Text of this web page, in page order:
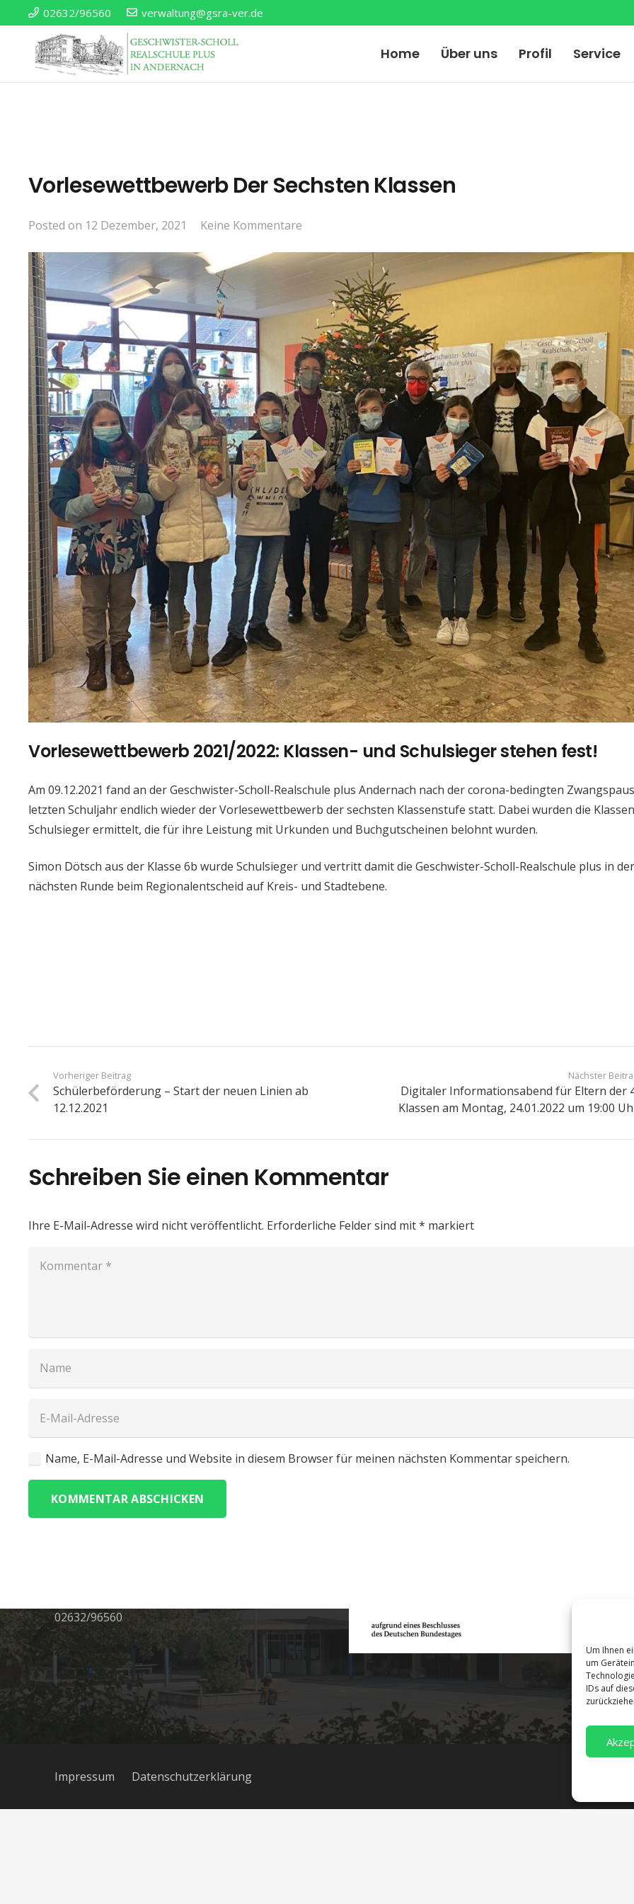
Um Ihnen
um
IDs auf
02632/96560 verwaltung@gsra-ver.de
Home Über uns Profil Service
Vorlesewettbewerb Der Sechsten Klassen
Posted on 12 Dezember, 2021 Keine Kommentare
Vorlesewettbewerb 2021/2022: Klassen- und Schulsieger stehen fest!
Am 09.12.2021 fand an der Geschwister-Scholl-Realschule plus Andernach nach der corona-bedingten
letzten Schuljahr endlich wieder der Vorlesewettbewerb der sechsten Klassenstufe statt. Dabei wurden die
Schulsieger ermittelt, die für ihre Leistung mit Urkunden und Buchgutscheinen belohnt wurden.
Simon Dötsch aus der Klasse 6b wurde Schulsieger und vertritt damit die Geschwister-Scholl-Realschule plus in der
nächsten Runde beim Regionalentscheid auf Kreis- und Stadtebene.
Vorheriger Beitrag
Schülerbeförderung – Start der neuen Linien ab
12.12.2021
Nächster
Digitaler Informationsabend für Eltern der
Klassen am Montag, 24.01.2022 um 19:00
Schreiben Sie einen Kommentar
Ihre E-Mail-Adresse wird nicht veröffentlicht. Erforderliche Felder sind mit* markiert
Name, E-Mail-Adresse und Website in diesem Browser für meinen nächsten Kommentar speichern.
KOMMENTAR ABSCHICKEN
02632/96560
Impressum Datenschutzerklärung